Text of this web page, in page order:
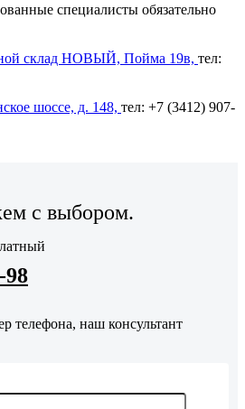
специалисты обязательно
склад НОВЫЙ, Пойма 19в, тел:
шоссе, д. 148, тел: +7 (3412) 907-
с выбором.
98
телефона, наш консультант